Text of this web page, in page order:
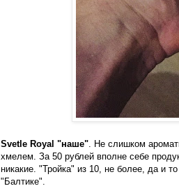
Svetle Royal "наше" . Не слишком
хмелем. За 50 рублей вполне себе
никакие. "Тройка" из 10, не более, да и
"Балтике".